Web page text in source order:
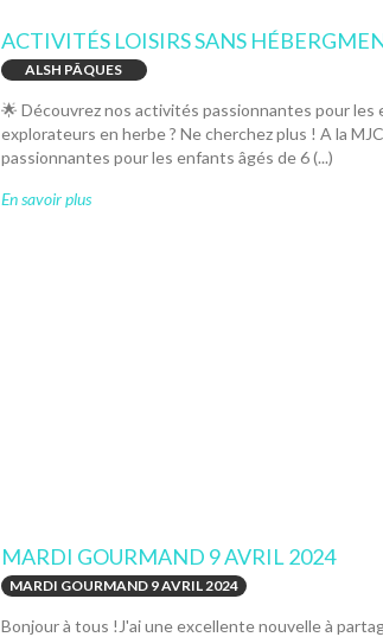
ACTIVITÉS LOISIRS SANS
ALSH PÂQUES
🌟 Découvrez nos activités passionnantes pour
explorateurs en herbe ? Ne cherchez plus ! A la
passionnantes pour les enfants âgés de 6 (...)
En savoir plus
MARDI GOURMAND 9 AVRIL 2024
MARDI GOURMAND 9 AVRIL 2024
Bonjour à tous !J'ai une excellente nouvelle à